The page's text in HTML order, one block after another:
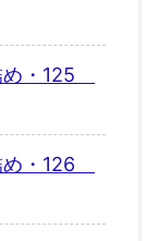
め・125
め・126